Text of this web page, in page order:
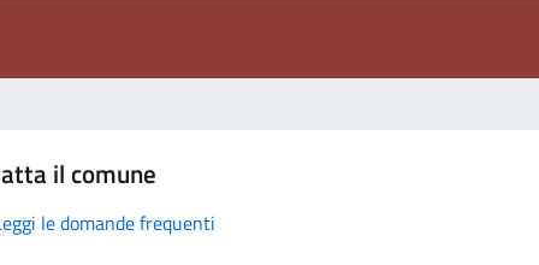
il comune
le domande frequenti